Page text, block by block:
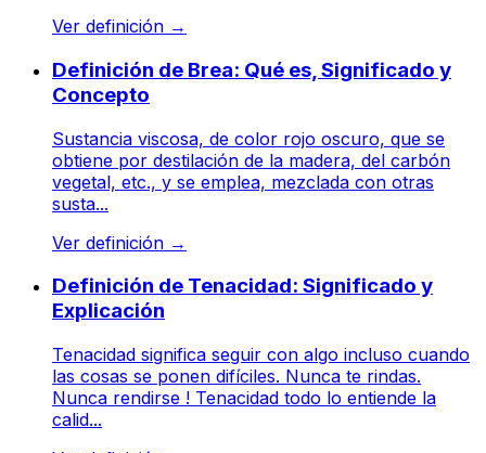
Ver definición →
Definición de Brea: Qué es, Significado y
Concepto
Sustancia viscosa, de color rojo oscuro, que se
obtiene por destilación de la madera, del carbón
vegetal, etc., y se emplea, mezclada con otras
susta...
Ver definición →
Definición de Tenacidad: Significado y
Explicación
Tenacidad significa seguir con algo incluso cuando
las cosas se ponen difíciles. Nunca te rindas.
Nunca rendirse ! Tenacidad todo lo entiende la
calid...